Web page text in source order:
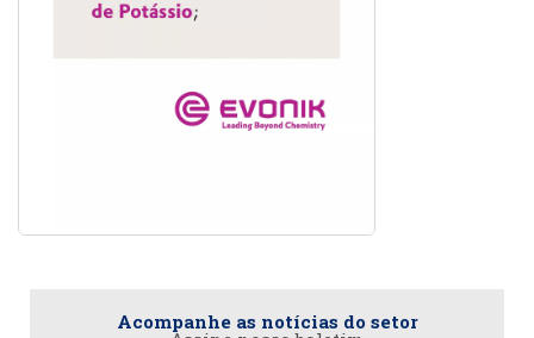
Acompanhe as notícias do setor